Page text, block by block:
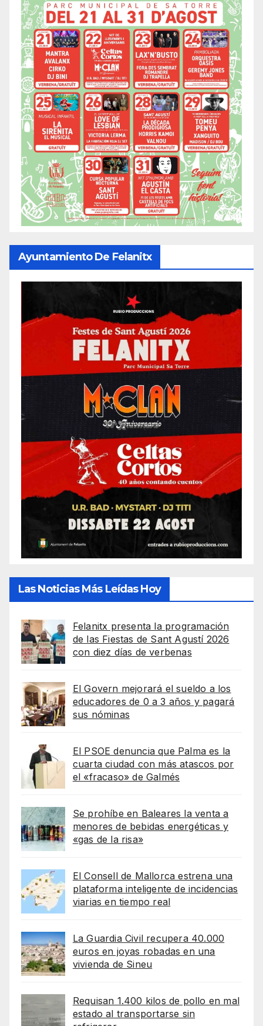
Ayuntamiento De Felanitx
Las Noticias Más Leídas Hoy
Felanitx presenta la programación
de las Fiestas de Sant Agustí 2026
con diez días de verbenas
El Govern mejorará el sueldo a los
educadores de 0 a 3 años y pagará
sus nóminas
El PSOE denuncia que Palma es la
cuarta ciudad con más atascos por
el «fracaso» de Galmés
Se prohíbe en Baleares la venta a
menores de bebidas energéticas y
«gas de la risa»
El Consell de Mallorca estrena una
plataforma inteligente de incidencias
viarias en tiempo real
La Guardia Civil recupera 40.000
euros en joyas robadas en una
vivienda de Sineu
Requisan 1.400 kilos de pollo en mal
estado al transportarse sin